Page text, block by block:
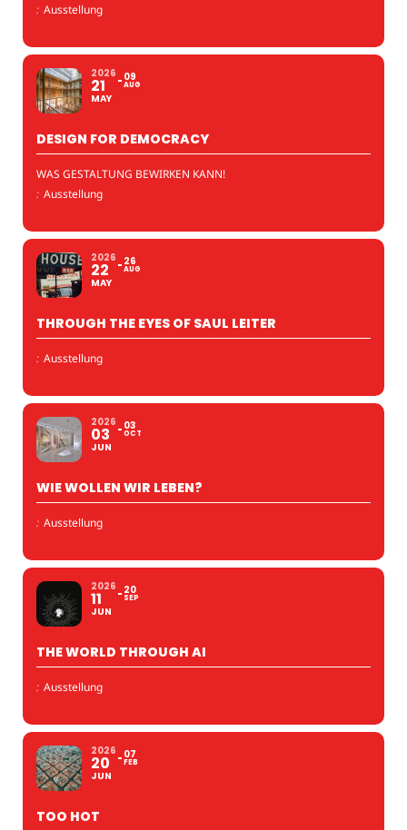
: Ausstellung
2026
21
MAY
09
AUG
DESIGN FOR DEMOCRACY
WAS GESTALTUNG BEWIRKEN KANN!
: Ausstellung
2026
22
MAY
26
AUG
THROUGH THE EYES OF SAUL LEITER
: Ausstellung
2026
03
JUN
03
OCT
WIE WOLLEN WIR LEBEN?
: Ausstellung
2026
11
JUN
20
SEP
THE WORLD THROUGH AI
: Ausstellung
2026
20
JUN
07
FEB
TOO HOT